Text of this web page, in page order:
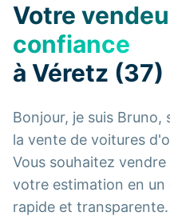
Votre
confiance
à Véretz (37)
Bonjour, je suis
la vente de voitures
Vous souhaitez
votre estimation en
rapide et